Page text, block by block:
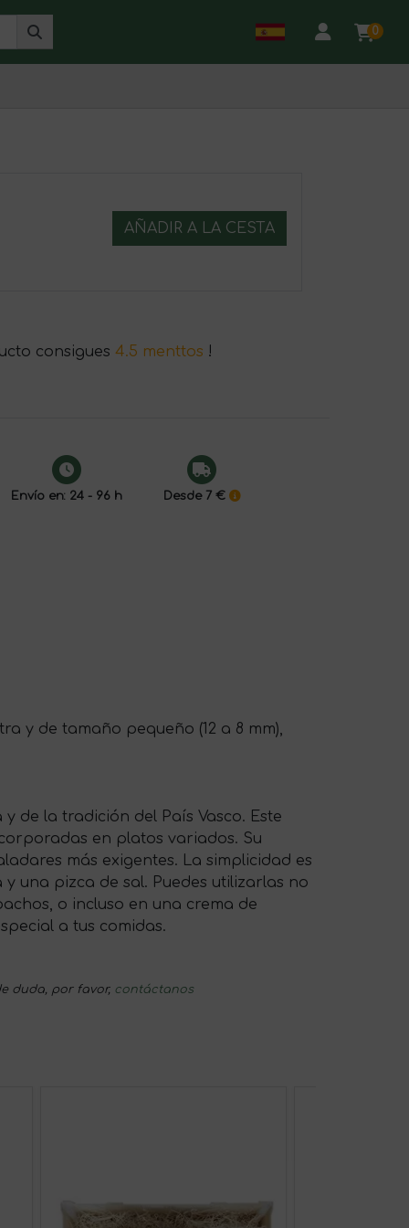
0
AÑADIR A LA CESTA
consigues 4.5 menttos !
Envío en: 24 - 96 h Desde 7 €
y de tamaño pequeño (12 a 8 mm),
de la tradición del País Vasco. Este
en platos variados. Su
más exigentes. La simplicidad es
una pizca de sal. Puedes utilizarlas no
o incluso en una crema de
a tus comidas.
duda, por favor, contáctanos